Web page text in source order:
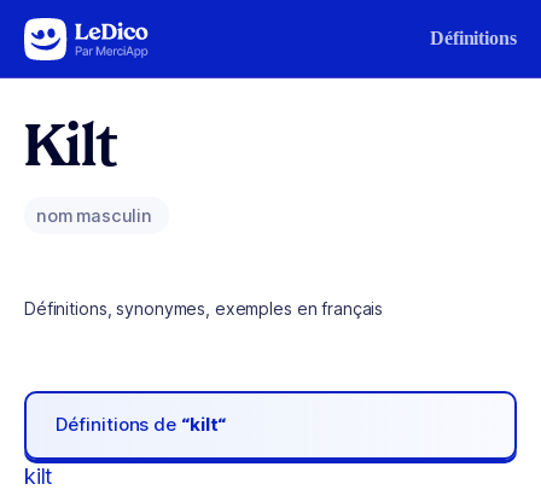
Aller au contenu Définitions
Kilt
nom masculin
Définitions, synonymes, exemples en français
Définitions de “kilt“
kilt